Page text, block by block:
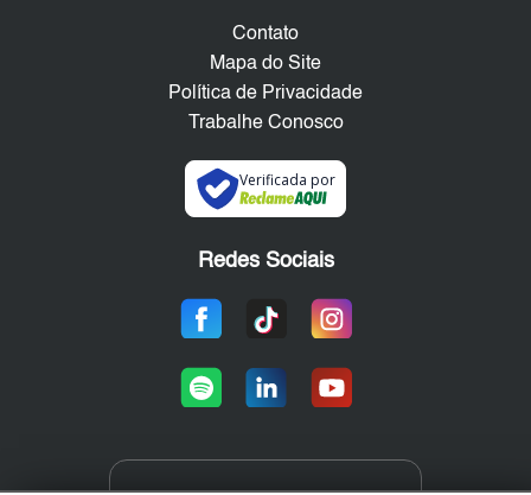
Contato
Mapa do Site
Política de Privacidade
Trabalhe Conosco
Verificada por
Redes Sociais